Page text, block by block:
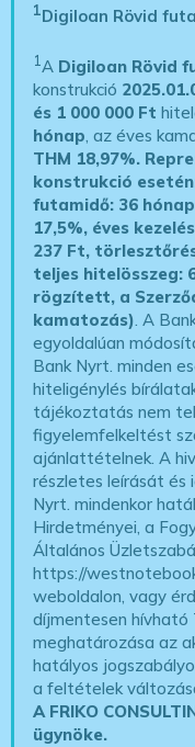
1Digiloan Rövid
1A Digiloan Rövid
konstrukció
és 1 000 000 Ft
hónap, az éves
THM 18,97%.
konstrukció
futamidő: 36
17,5%, éves
237 Ft,
teljes hitelösszeg:
rögzített, a
kamatozás). A
egyoldalúan
Bank Nyrt. minden
hiteligénylés
tájékoztatás nem
figyelemfelkeltést
ajánlattételnek. A
részletes leírását és
Nyrt. mindenkor
Hirdetményei, a
Általános
https://
weboldalon, vagy
díjmentesen hívható
meghatározása az
hatályos
a feltételek
A FRIKO
ügynöke.